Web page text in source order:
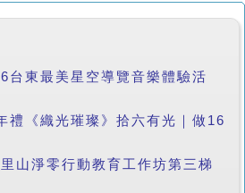
台東最美星空導覽音樂體驗活
禮《織光璀璨》拾六有光｜做16
山淨零行動教育工作坊第三梯